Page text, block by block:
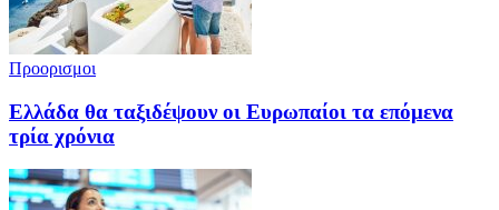
Προορισμοι
Ελλάδα θα ταξιδέψουν οι Ευρωπαίοι τα επόμενα
τρία χρόνια